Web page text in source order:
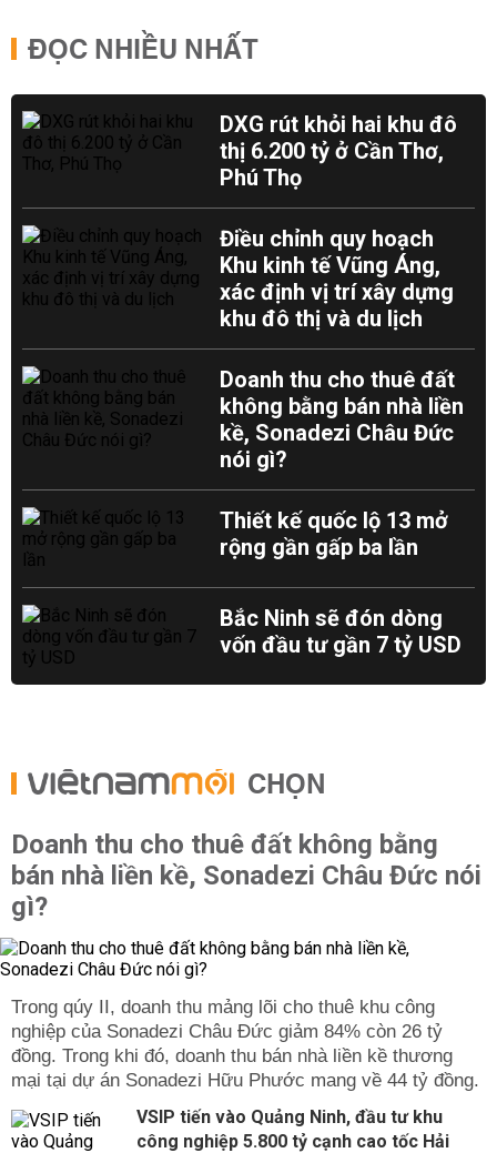
ĐỌC NHIỀU NHẤT
DXG rút khỏi hai khu đô
thị 6.200 tỷ ở Cần Thơ,
Phú Thọ
Điều chỉnh quy hoạch
Khu kinh tế Vũng Áng,
xác định vị trí xây dựng
khu đô thị và du lịch
Doanh thu cho thuê đất
không bằng bán nhà liền
kề, Sonadezi Châu Đức
nói gì?
Thiết kế quốc lộ 13 mở
rộng gần gấp ba lần
Bắc Ninh sẽ đón dòng
vốn đầu tư gần 7 tỷ USD
CHỌN
Doanh thu cho thuê đất không bằng
bán nhà liền kề, Sonadezi Châu Đức nói
gì?
Trong qúy II, doanh thu mảng lõi cho thuê khu công
nghiệp của Sonadezi Châu Đức giảm 84% còn 26 tỷ
đồng. Trong khi đó, doanh thu bán nhà liền kề thương
mại tại dự án Sonadezi Hữu Phước mang về 44 tỷ đồng.
VSIP tiến vào Quảng Ninh, đầu tư khu
công nghiệp 5.800 tỷ cạnh cao tốc Hải